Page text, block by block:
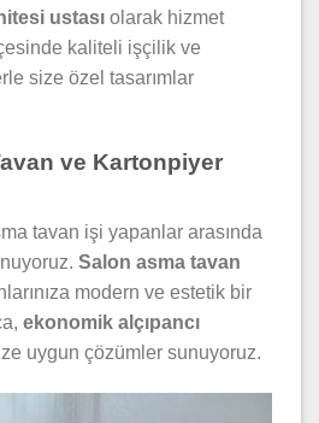
ustası olarak hizmet
kaliteli işçilik ve
size özel tasarımlar
ve Kartonpiyer
tavan işi yapanlar arasında
Salon asma tavan
modern ve estetik bir
ekonomik alçıpancı
uygun çözümler sunuyoruz.